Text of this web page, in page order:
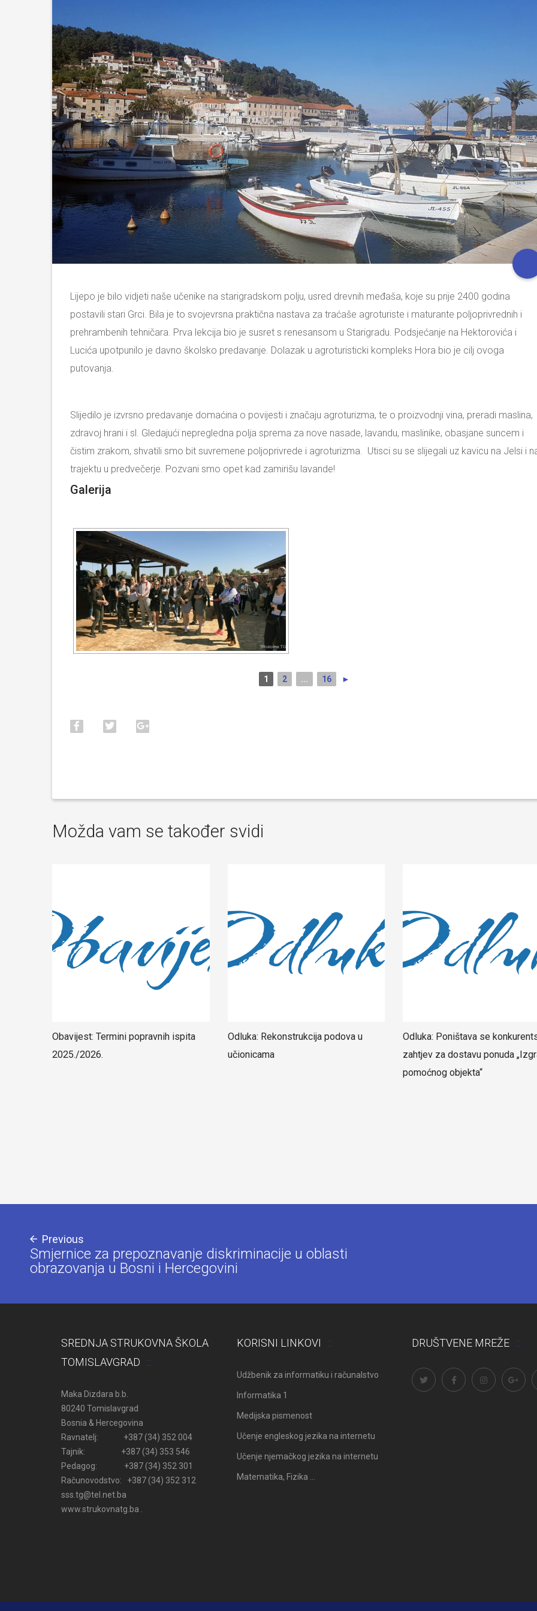
Lijepo je bilo vidjeti naše učenike na starigradskom polju, usred drevnih međaša, koje su prije 2400 godina
postavili stari Grci. Bila je to svojevrsna praktična nastava za traćaše agroturiste i maturante poljoprivrednih i
prehrambenih tehničara. Prva lekcija bio je susret s renesansom u Starigradu. Podsjećanje na Hektorovića i
Lucića upotpunilo je davno školsko predavanje. Dolazak u agroturisticki kompleks Hora bio je cilj ovoga
putovanja.
Slijedilo je izvrsno predavanje domaćina o povijesti i značaju agroturizma, te o proizvodnji vina, preradi maslina,
zdravoj hrani i sl. Gledajući nepregledna polja sprema za nove nasade, lavandu, maslinike, obasjane suncem i
čistim zrakom, shvatili smo bit suvremene poljoprivrede i agroturizma. Utisci su se slijegali uz kavicu na Jelsi i
trajektu u predvečerje. Pozvani smo opet kad zamirišu lavande!
Galerija
1 2 ... 16 ►
Možda vam se također svidi
Obavijest: Termini popravnih ispita
2025./2026.
Odluka: Rekonstrukcija podova u
učionicama
Odluka: Poništava se
zahtjev za dostavu ponuda
pomoćnog objekta“
Previous
Smjernice za prepoznavanje diskriminacije u oblasti
obrazovanja u Bosni i Hercegovini
Upis učenika u prve razrede u školskoj
2026./2027. godini
Obavijest: Termini popravnih ispita
2025./2026.
SREDNJA STRUKOVNA ŠKOLA
TOMISLAVGRAD
Maka Dizdara b.b.
80240 Tomislavgrad
Bosnia & Hercegovina
Ravnatelj: +387 (34) 352 004
Tajnik: +387 (34) 353 546
Pedagog: +387 (34) 352 301
Računovodstvo: +387 (34) 352 312
sss.tg@tel.net.ba
www.strukovnatg.ba .
KORISNI LINKOVI
Udžbenik za informatiku i računalstvo
Informatika 1
Medijska pismenost
Učenje engleskog jezika na internetu
Učenje njemačkog jezika na internetu
Matematika, Fizika …
DRUŠTVENE MREŽE
učionicama